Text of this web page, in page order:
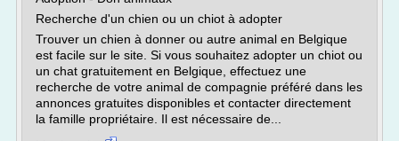
Recherche d'un chien ou un chiot à adopter
Trouver un chien à donner ou autre animal en Belgique
est facile sur le site. Si vous souhaitez adopter un chiot ou
un chat gratuitement en Belgique, effectuez une
recherche de votre animal de compagnie préféré dans les
annonces gratuites disponibles et contacter directement
la famille propriétaire. Il est nécessaire de...